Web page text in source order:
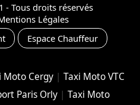
- Tous droits réservés
Légales
Espace Chauffeur
Moto Cergy| Taxi Moto VTC
Paris Orly |Taxi Moto